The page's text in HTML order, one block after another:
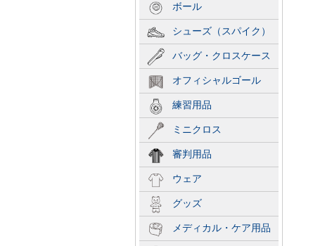
ボール
シューズ（スパイク）
バッグ・クロスケース
オフィシャルゴール
練習用品
ミニクロス
審判用品
ウェア
グッズ
メディカル・ケア用品